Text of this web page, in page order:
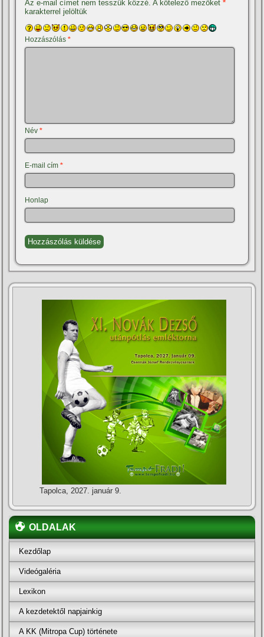
Az e-mail címet nem tesszük közzé. A kötelező mezőket*
karakterrel jelöltük
Hozzászólás*
Név*
E-mail cím*
Honlap
Tapolca, 2027. január 9.
OLDALAK
Kezdőlap
Videógaléria
Lexikon
A kezdetektől napjainkig
A KK (Mitropa Cup) története